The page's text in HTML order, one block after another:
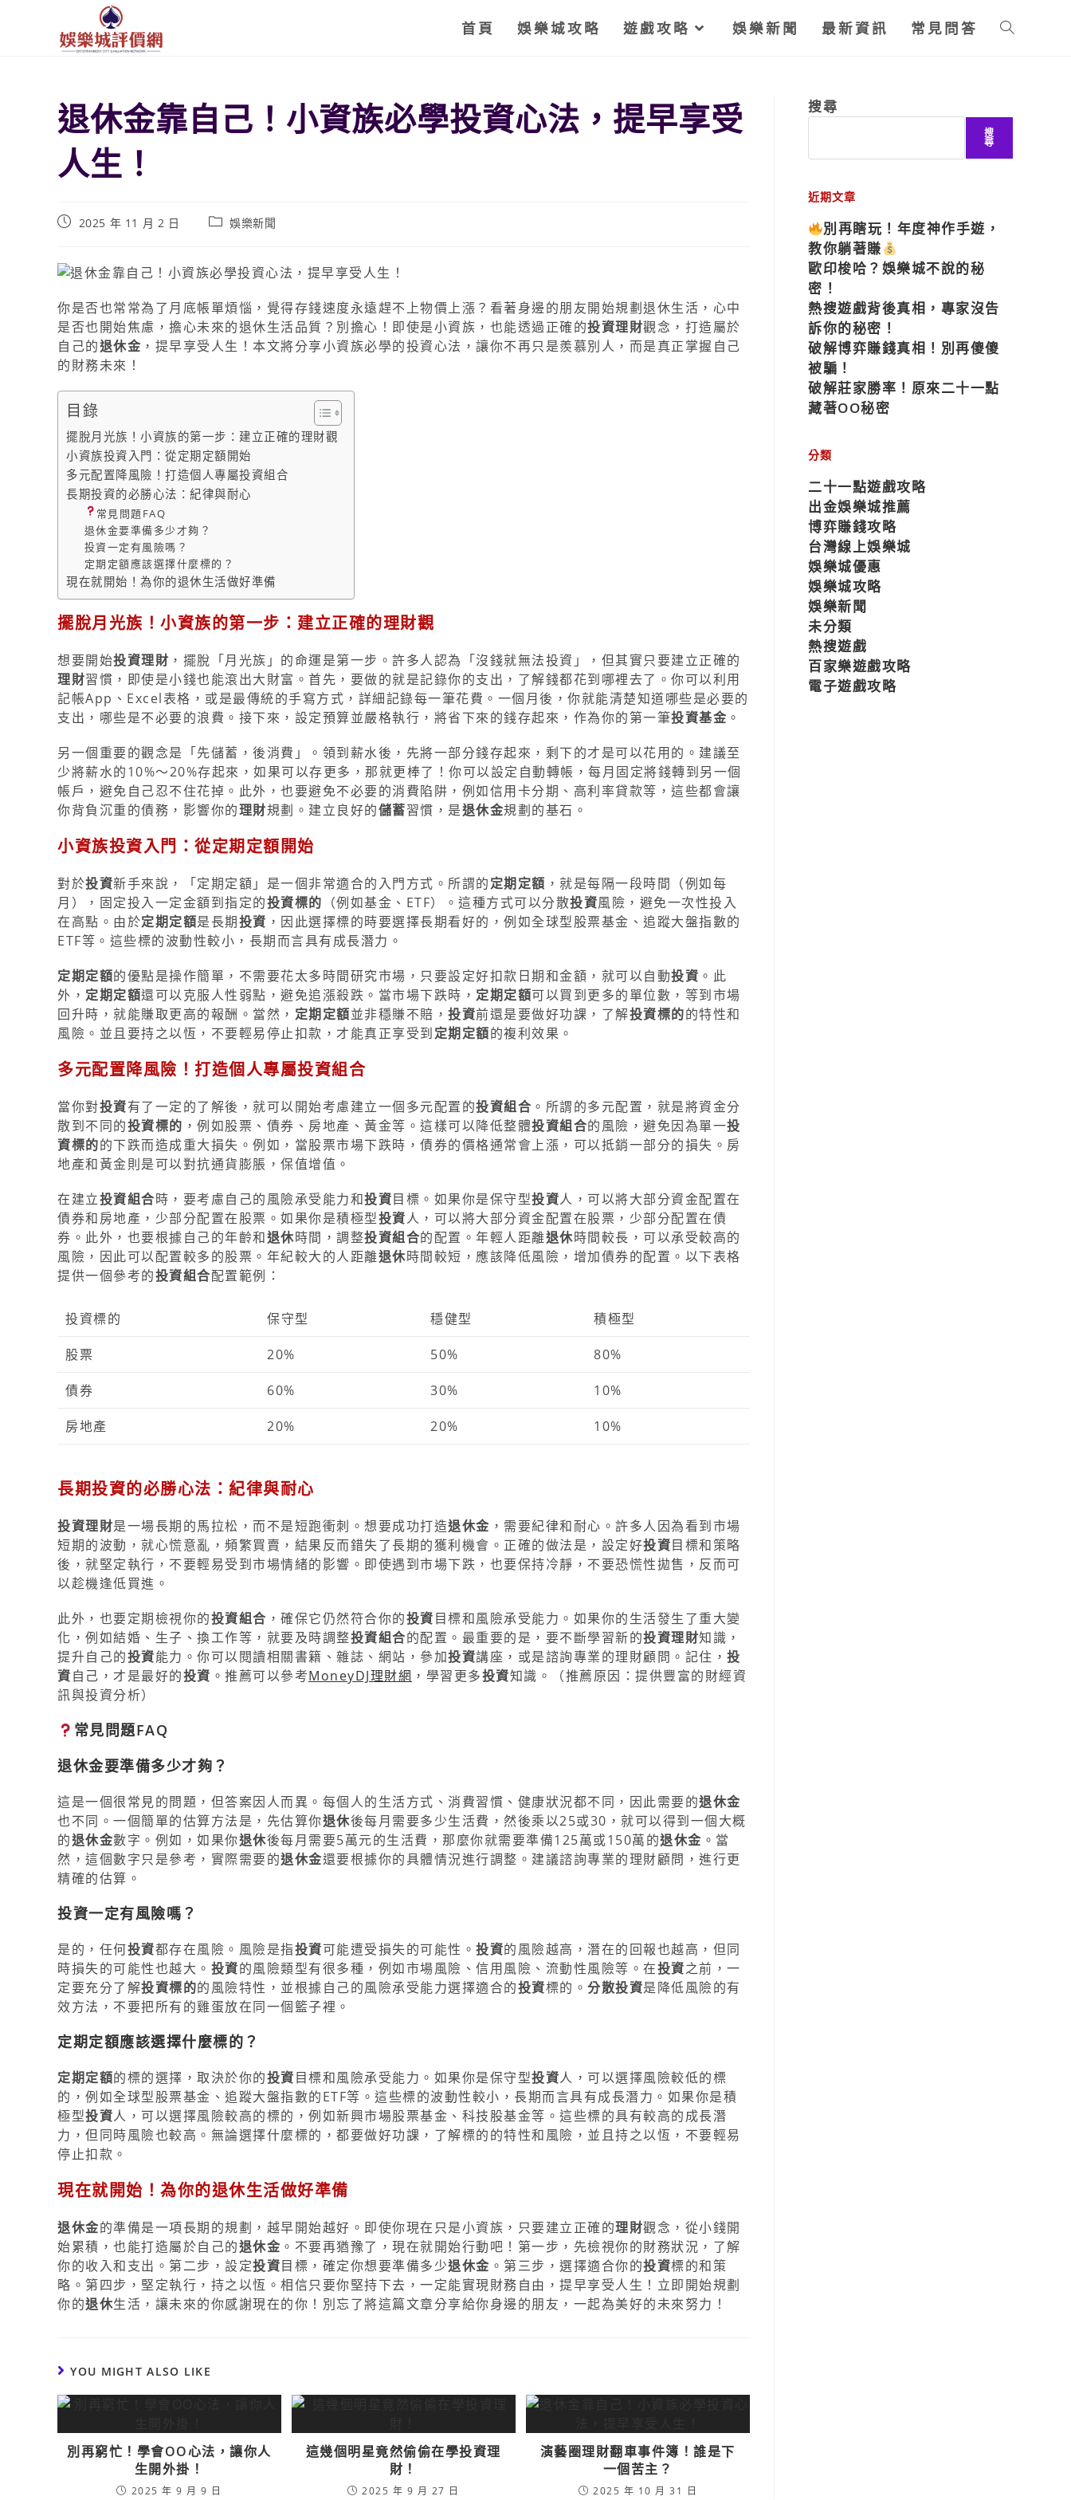
首頁 娛樂城攻略 遊戲攻略 娛樂新聞 最新資訊 常見問答
退休金靠自己！小資族必學投資心法，提早享受
人生！
2025 年 11 月 2 日 娛樂新聞
你是否也常常為了月底帳單煩惱，覺得存錢速度永遠趕不上物價上漲？看著身邊的朋友開始規劃退休生活，心中
是否也開始焦慮，擔心未來的退休生活品質？別擔心！即使是小資族，也能透過正確的投資理財觀念，打造屬於
自己的退休金 ，提早享受人生！本文將分享小資族必學的投資心法，讓你不再只是羨慕別人，而是真正掌握自己
的財務未來！
目錄
擺脫月光族！小資族的第一步：建立正確的理財觀
小資族投資入門：從定期定額開始
多元配置降風險！打造個人專屬投資組合
長期投資的必勝心法：紀律與耐心
常見問題FAQ
退休金要準備多少才夠？
投資一定有風險嗎？
定期定額應該選擇什麼標的？
現在就開始！為你的退休生活做好準備
擺脫月光族！小資族的第一步：建立正確的理財觀
想要開始投資理財 ，擺脫「月光族」的命運是第一步。許多人認為「沒錢就無法投資」，但其實只要建立正確的
理財習慣，即使是小錢也能滾出大財富。首先，要做的就是記錄你的支出，了解錢都花到哪裡去了。你可以利用
記帳App、Excel表格，或是最傳統的手寫方式，詳細記錄每一筆花費。一個月後，你就能清楚知道哪些是必要的
支出，哪些是不必要的浪費。接下來，設定預算並嚴格執行，將省下來的錢存起來，作為你的第一筆投資基金 。
另一個重要的觀念是「先儲蓄，後消費」。領到薪水後，先將一部分錢存起來，剩下的才是可以花用的。建議至
少將薪水的10%～20%存起來，如果可以存更多，那就更棒了！你可以設定自動轉帳，每月固定將錢轉到另一個
帳戶，避免自己忍不住花掉。此外，也要避免不必要的消費陷阱，例如信用卡分期、高利率貸款等，這些都會讓
你背負沉重的債務，影響你的理財規劃。建立良好的儲蓄習慣，是退休金規劃的基石。
小資族投資入門：從定期定額開始
對於投資新手來說，「定期定額」是一個非常適合的入門方式。所謂的定期定額 ，就是每隔一段時間（例如每
月），固定投入一定金額到指定的投資標的 （例如基金、ETF）。這種方式可以分散投資風險，避免一次性投入
在高點。由於定期定額是長期投資 ，因此選擇標的時要選擇長期看好的，例如全球型股票基金、追蹤大盤指數的
ETF等。這些標的波動性較小，長期而言具有成長潛力。
定期定額的優點是操作簡單，不需要花太多時間研究市場，只要設定好扣款日期和金額，就可以自動投資 。此
外， 定期定額還可以克服人性弱點，避免追漲殺跌。當市場下跌時， 定期定額可以買到更多的單位數，等到市場
回升時，就能賺取更高的報酬。當然， 定期定額並非穩賺不賠， 投資前還是要做好功課，了解投資標的的特性和
風險。並且要持之以恆，不要輕易停止扣款，才能真正享受到定期定額的複利效果。
多元配置降風險！打造個人專屬投資組合
當你對投資有了一定的了解後，就可以開始考慮建立一個多元配置的投資組合 。所謂的多元配置，就是將資金分
散到不同的投資標的 ，例如股票、債券、房地產、黃金等。這樣可以降低整體投資組合的風險，避免因為單一投
資標的的下跌而造成重大損失。例如，當股票市場下跌時，債券的價格通常會上漲，可以抵銷一部分的損失。房
地產和黃金則是可以對抗通貨膨脹，保值增值。
在建立投資組合時，要考慮自己的風險承受能力和投資目標。如果你是保守型投資人，可以將大部分資金配置在
債券和房地產，少部分配置在股票。如果你是積極型投資人，可以將大部分資金配置在股票，少部分配置在債
券。此外，也要根據自己的年齡和退休時間，調整投資組合的配置。年輕人距離退休時間較長，可以承受較高的
風險，因此可以配置較多的股票。年紀較大的人距離退休時間較短，應該降低風險，增加債券的配置。以下表格
提供一個參考的投資組合配置範例：
投資標的 保守型 穩健型 積極型
股票 20% 50% 80%
債券 60% 30% 10%
房地產 20% 20% 10%
長期投資的必勝心法：紀律與耐心
投資理財是一場長期的馬拉松，而不是短跑衝刺。想要成功打造退休金 ，需要紀律和耐心。許多人因為看到市場
短期的波動，就心慌意亂，頻繁買賣，結果反而錯失了長期的獲利機會。正確的做法是，設定好投資目標和策略
後，就堅定執行，不要輕易受到市場情緒的影響。即使遇到市場下跌，也要保持冷靜，不要恐慌性拋售，反而可
以趁機逢低買進。
此外，也要定期檢視你的投資組合 ，確保它仍然符合你的投資目標和風險承受能力。如果你的生活發生了重大變
化，例如結婚、生子、換工作等，就要及時調整投資組合的配置。最重要的是，要不斷學習新的投資理財知識，
提升自己的投資能力。你可以閱讀相關書籍、雜誌、網站，參加投資講座，或是諮詢專業的理財顧問。記住， 投
資自己，才是最好的投資 。推薦可以參考MoneyDJ理財網 ，學習更多投資知識。（推薦原因：提供豐富的財經資
訊與投資分析）
常見問題FAQ
退休金要準備多少才夠？
這是一個很常見的問題，但答案因人而異。每個人的生活方式、消費習慣、健康狀況都不同，因此需要的退休金
也不同。一個簡單的估算方法是，先估算你退休後每月需要多少生活費，然後乘以25或30，就可以得到一個大概
的退休金數字。例如，如果你退休後每月需要5萬元的生活費，那麼你就需要準備125萬或150萬的退休金 。當
然，這個數字只是參考，實際需要的退休金還要根據你的具體情況進行調整。建議諮詢專業的理財顧問，進行更
精確的估算。
投資一定有風險嗎？
是的，任何投資都存在風險。風險是指投資可能遭受損失的可能性。 投資的風險越高，潛在的回報也越高，但同
時損失的可能性也越大。 投資的風險類型有很多種，例如市場風險、信用風險、流動性風險等。在投資之前，一
定要充分了解投資標的的風險特性，並根據自己的風險承受能力選擇適合的投資標的。 分散投資是降低風險的有
效方法，不要把所有的雞蛋放在同一個籃子裡。
定期定額應該選擇什麼標的？
定期定額的標的選擇，取決於你的投資目標和風險承受能力。如果你是保守型投資人，可以選擇風險較低的標
的，例如全球型股票基金、追蹤大盤指數的ETF等。這些標的波動性較小，長期而言具有成長潛力。如果你是積
極型投資人，可以選擇風險較高的標的，例如新興市場股票基金、科技股基金等。這些標的具有較高的成長潛
力，但同時風險也較高。無論選擇什麼標的，都要做好功課，了解標的的特性和風險，並且持之以恆，不要輕易
停止扣款。
現在就開始！為你的退休生活做好準備
退休金的準備是一項長期的規劃，越早開始越好。即使你現在只是小資族，只要建立正確的理財觀念，從小錢開
始累積，也能打造屬於自己的退休金 。不要再猶豫了，現在就開始行動吧！第一步，先檢視你的財務狀況，了解
你的收入和支出。第二步，設定投資目標，確定你想要準備多少退休金 。第三步，選擇適合你的投資標的和策
略。第四步，堅定執行，持之以恆。相信只要你堅持下去，一定能實現財務自由，提早享受人生！立即開始規劃
你的退休生活，讓未來的你感謝現在的你！別忘了將這篇文章分享給你身邊的朋友，一起為美好的未來努力！
YOU MIGHT ALSO LIKE
別再窮忙！學會OO心法，讓你人
生開外掛！
2025 年 9 月 9 日
這幾個明星竟然偷偷在學投資理
財！
2025 年 9 月 27 日
演藝圈理財翻車事件簿！誰是下
一個苦主？
2025 年 10 月 31 日
搜尋
搜
尋
近期文章
別再瞎玩！年度神作手遊，
教你躺著賺
歐印梭哈？娛樂城不說的秘
密！
熱搜遊戲背後真相，專家沒告
訴你的秘密！
破解博弈賺錢真相！別再傻傻
被騙！
破解莊家勝率！原來二十一點
藏著OO秘密
分類
二十一點遊戲攻略
出金娛樂城推薦
博弈賺錢攻略
台灣線上娛樂城
娛樂城優惠
娛樂城攻略
娛樂新聞
未分類
熱搜遊戲
百家樂遊戲攻略
電子遊戲攻略